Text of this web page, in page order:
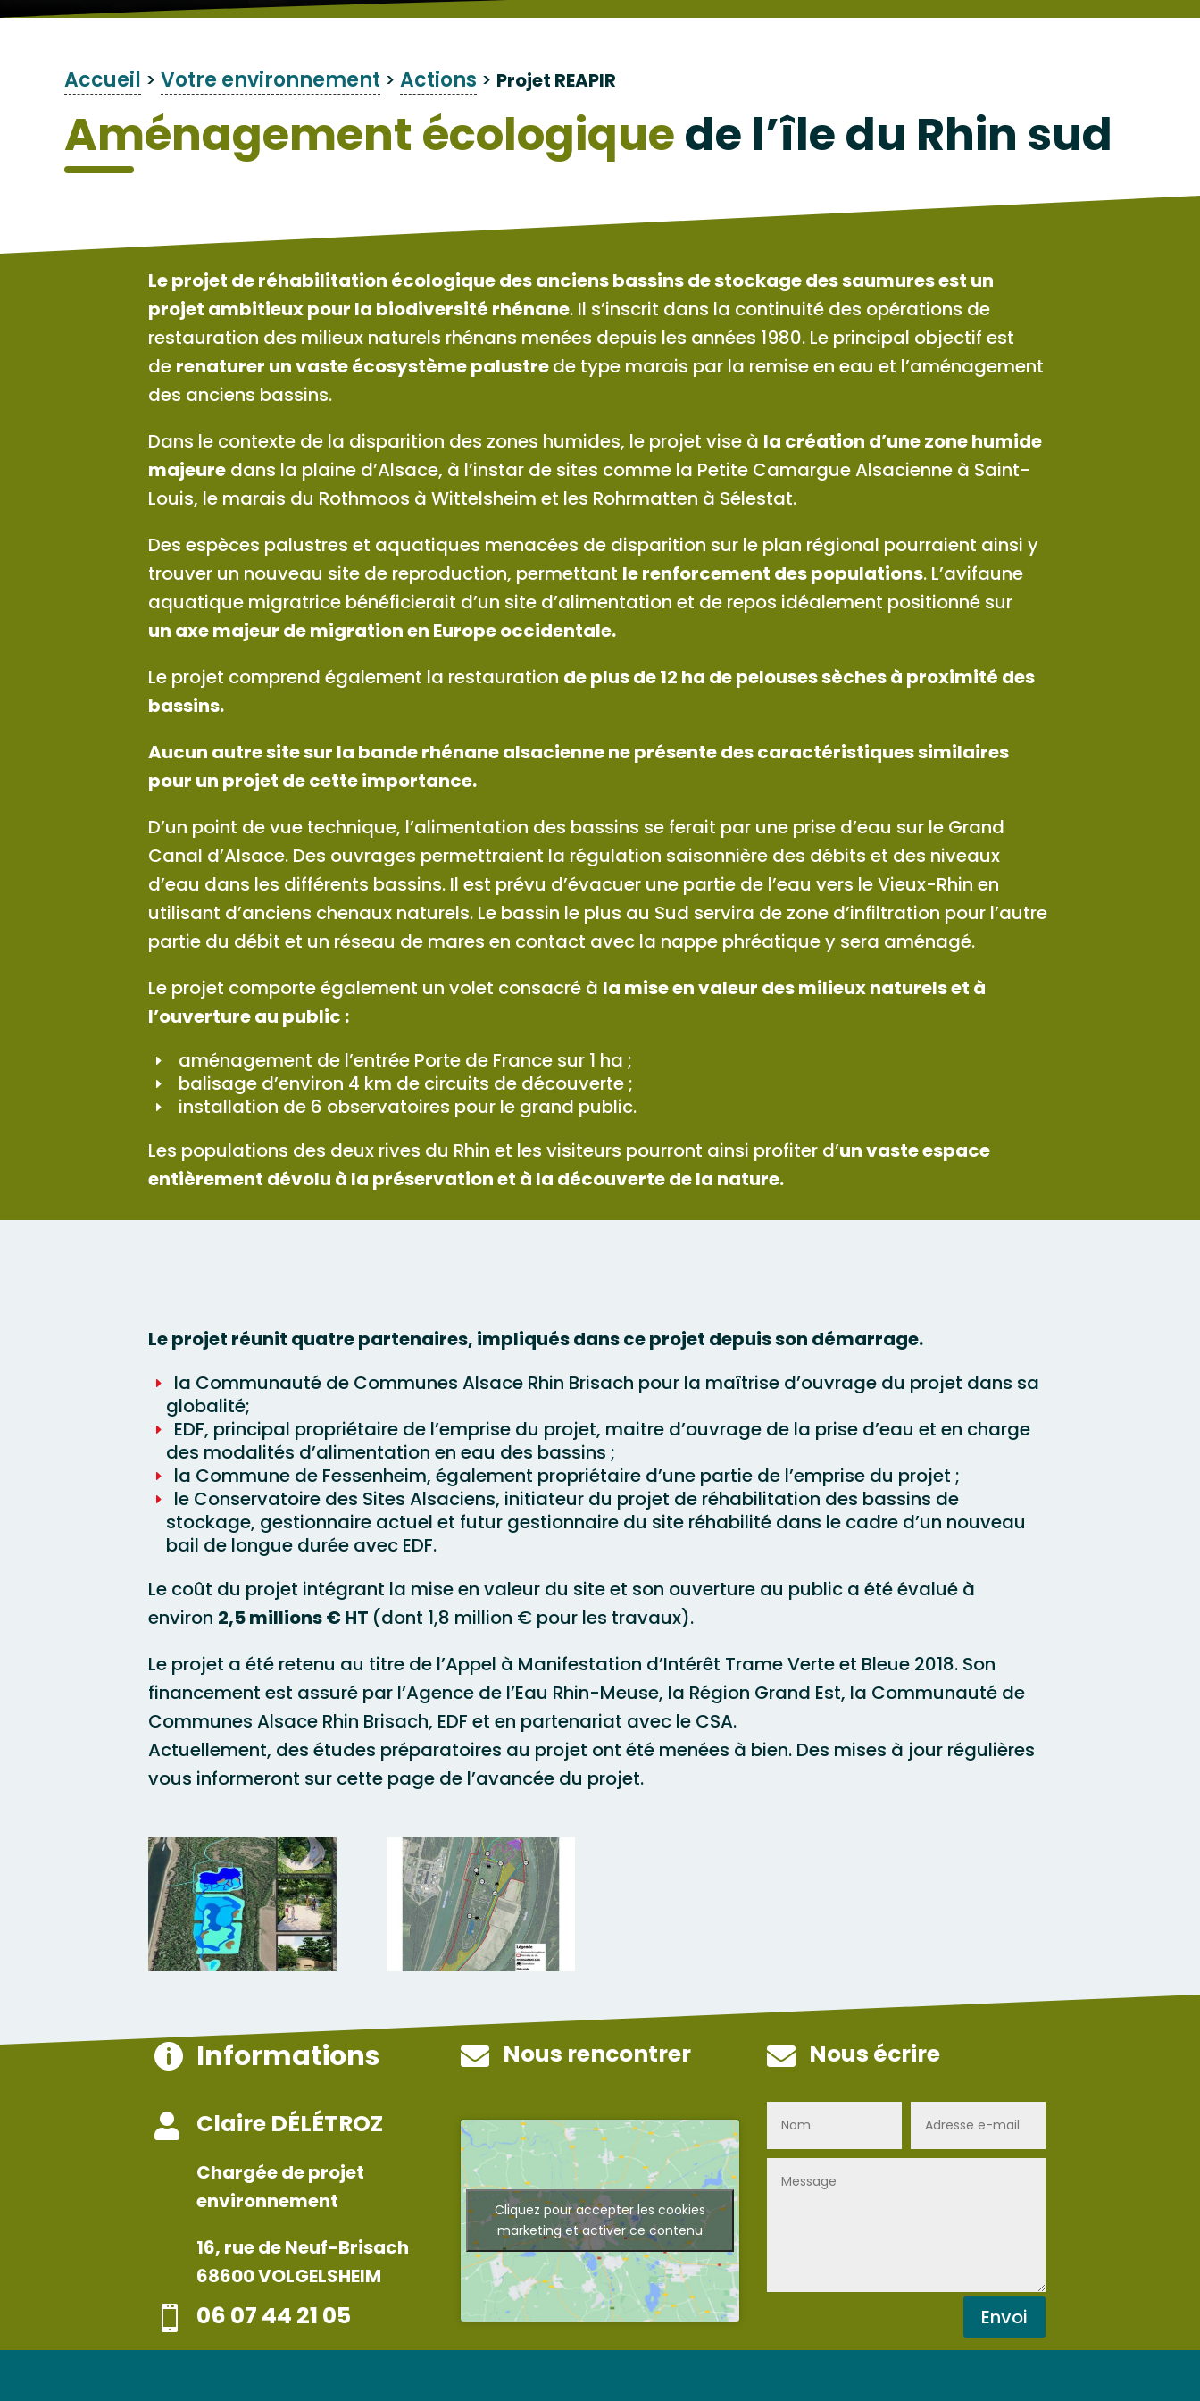
Accueil > Votre environnement > Actions > Projet REAPIR
Aménagement écologiquede l’île du Rhin sud
Le projet de réhabilitation écologique des anciens bassins de stockage des saumures est un
projet ambitieux pour la biodiversité rhénane. Il s’inscrit dans la continuité des opérations de
restauration des milieux naturels rhénans menées depuis les années 1980. Le principal objectif est
de renaturer un vaste écosystème palustrede type marais par la remise en eau et l’aménagement
des anciens bassins.
Dans le contexte de la disparition des zones humides, le projet vise à la création d’une zone humide
majeure dans la plaine d’Alsace, à l’instar de sites comme la Petite Camargue Alsacienne à Saint-
Louis, le marais du Rothmoos à Wittelsheim et les Rohrmatten à Sélestat.
Des espèces palustres et aquatiques menacées de disparition sur le plan régional pourraient ainsi y
trouver un nouveau site de reproduction, permettant le renforcement des populations. L’avifaune
aquatique migratrice bénéficierait d’un site d’alimentation et de repos idéalement positionné sur
un axe majeur de migration en Europe occidentale.
Le projet comprend également la restauration de plus de 12 ha de pelouses sèches à proximité des
bassins.
Aucun autre site sur la bande rhénane alsacienne ne présente des caractéristiques similaires
pour un projet de cette importance.
D’un point de vue technique, l’alimentation des bassins se ferait par une prise d’eau sur le Grand
Canal d’Alsace. Des ouvrages permettraient la régulation saisonnière des débits et des niveaux
d’eau dans les différents bassins. Il est prévu d’évacuer une partie de l’eau vers le Vieux-Rhin en
utilisant d’anciens chenaux naturels. Le bassin le plus au Sud servira de zone d’infiltration pour l’autre
partie du débit et un réseau de mares en contact avec la nappe phréatique y sera aménagé.
Le projet comporte également un volet consacré à la mise en valeur des milieux naturels et à
l’ouverture au public :
aménagement de l’entrée Porte de France sur 1 ha ;
balisage d’environ 4 km de circuits de découverte ;
installation de 6 observatoires pour le grand public.
Les populations des deux rives du Rhin et les visiteurs pourront ainsi profiter d’un vaste espace
entièrement dévolu à la préservation et à la découverte de la nature.
Le projet réunit quatre partenaires, impliqués dans ce projet depuis son démarrage.
la Communauté de Communes Alsace Rhin Brisach pour la maîtrise d’ouvrage du projet dans sa
globalité;
EDF, principal propriétaire de l’emprise du projet, maitre d’ouvrage de la prise d’eau et en charge
des modalités d’alimentation en eau des bassins ;
la Commune de Fessenheim, également propriétaire d’une partie de l’emprise du projet ;
le Conservatoire des Sites Alsaciens, initiateur du projet de réhabilitation des bassins de
stockage, gestionnaire actuel et futur gestionnaire du site réhabilité dans le cadre d’un nouveau
bail de longue durée avec EDF.
Le coût du projet intégrant la mise en valeur du site et son ouverture au public a été évalué à
environ 2,5 millions € HT (dont 1,8 million € pour les travaux).
Le projet a été retenu au titre de l’Appel à Manifestation d’Intérêt Trame Verte et Bleue 2018. Son
financement est assuré par l’Agence de l’Eau Rhin-Meuse, la Région Grand Est, la Communauté de
Communes Alsace Rhin Brisach, EDF et en partenariat avec le CSA.
Actuellement, des études préparatoires au projet ont été menées à bien. Des mises à jour régulières
vous informeront sur cette page de l’avancée du projet.
 Informations
 Claire DÉLÉTROZ
Chargée de projet
environnement
16, rue de Neuf-Brisach
68600 VOLGELSHEIM
 06 07 44 21 05
 Nous rencontrer
Cliquez pour accepter les cookies
marketing et activer ce contenu
 Nous écrire
Envoi